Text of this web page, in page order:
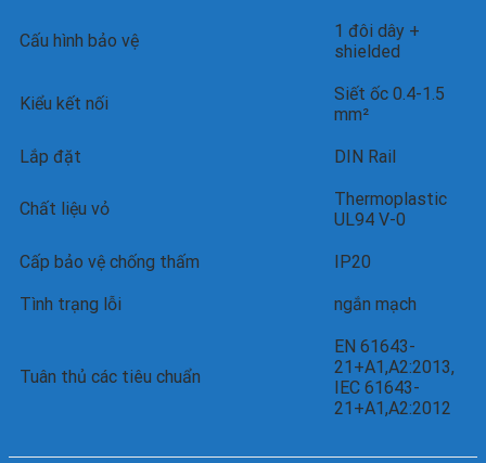
Cấu hình bảo vệ
1 đôi dây +
shielded
Kiểu kết nối
Siết ốc 0.4-1.5
mm²
Lắp đặt DIN Rail
Chất liệu vỏ
Thermoplastic
UL94 V-0
Cấp bảo vệ chống thấm IP20
Tình trạng lỗi ngắn mạch
Tuân thủ các tiêu chuẩn
EN 61643-
21+A1,A2:2013,
IEC 61643-
21+A1,A2:2012